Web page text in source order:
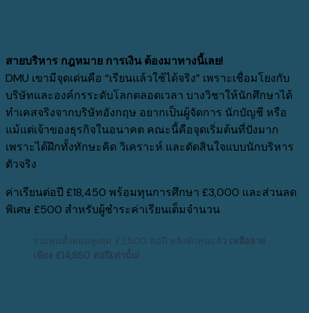
สายบริหาร กฎหมาย การเงิน ต้องมาทางนี้เลย!
DMU เขามีจุดเด่นคือ “เรียนแล้วใช้ได้จริง” เพราะเชื่อมโยงกับ
บริษัทและองค์กรระดับโลกตลอดเวลา บางวิชาให้นักศึกษาได้
ทำเคสจริงจากบริษัทอังกฤษ อยากเป็นผู้จัดการ นักบัญชี หรือ
แม้แต่เจ้าของธุรกิจในอนาคต คณะนี้คือจุดเริ่มต้นที่ปังมาก
เพราะได้ฝึกทั้งทักษะคิด วิเคราะห์ และตัดสินใจแบบนักบริหาร
ตัวจริง
ค่าเรียนต่อปี £18,450 พร้อมทุนการศึกษา £3,000 และส่วนลด
พิเศษ £500 สำหรับผู้ชำระค่าเรียนเต็มจำนวน
รวมทุนทั้งหมดสูงสุด £3,500 ต่อปี หลังหักทุนแล้ว เหลือจ่าย
เพียง £14,950 ต่อปีเท่านั้น!